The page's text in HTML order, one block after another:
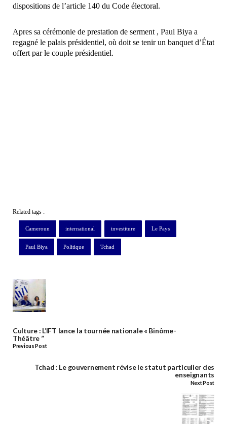
dispositions de l’article 140 du Code électoral.
Apres sa cérémonie de prestation de serment , Paul Biya a
regagné le palais présidentiel, où doit se tenir un banquet d’État
offert par le couple présidentiel.
Related tags :
Cameroun international investiture Le Pays
Paul Biya Politique Tchad
Culture : L’IFT lance la tournée nationale « Binôme-
Théâtre ”
Previous Post
Tchad : Le gouvernement révise le statut particulier des
enseignants
Next Post